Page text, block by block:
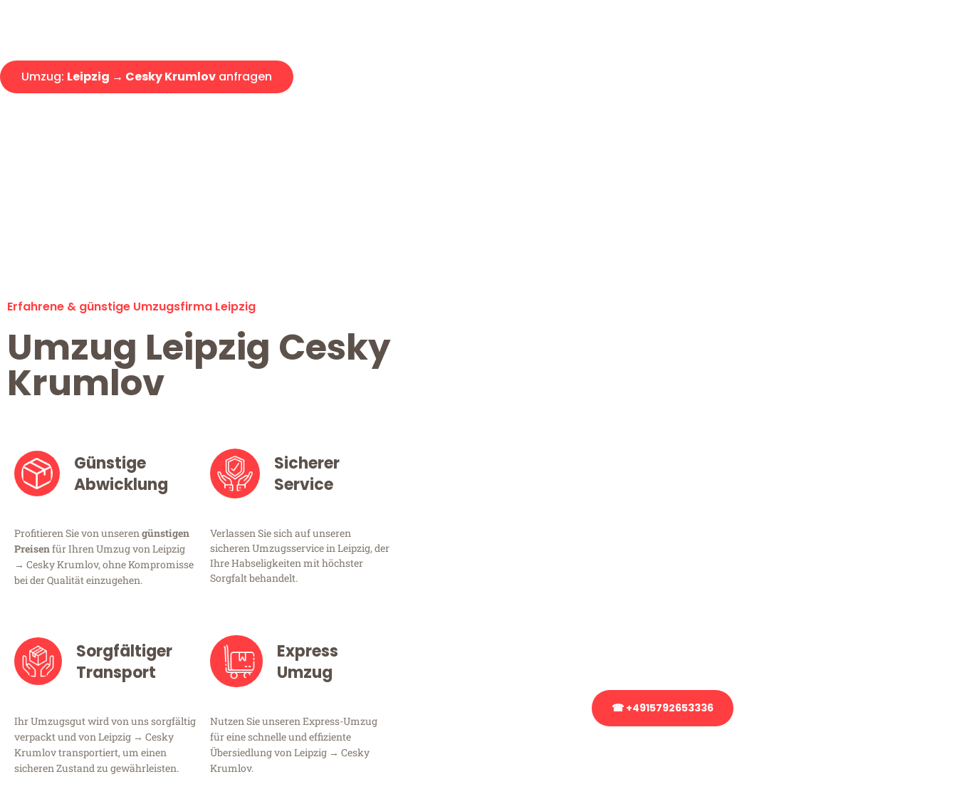
Umzug: Leipzig → Cesky Krumlov anfragen
Erfahrene & günstige Umzugsfirma Leipzig
Umzug Leipzig Cesky
Krumlov
Günstige
Abwicklung
Profitieren Sie von unserengünstigen
Preisenfür Ihren Umzug von Leipzig
→ Cesky Krumlov, ohne Kompromisse
bei der Qualität einzugehen.
Sicherer
Service
Verlassen Sie sich auf unseren
sicheren Umzugsservice in Leipzig, der
Ihre Habseligkeiten mit höchster
Sorgfalt behandelt.
Sorgfältiger
Transport
Ihr Umzugsgut wird von uns sorgfältig
verpackt und von Leipzig → Cesky
Krumlov transportiert, um einen
sicheren Zustand zu gewährleisten.
Express
Umzug
Nutzen Sie unseren Express-Umzug
für eine schnelle und effiziente
Übersiedlung von Leipzig → Cesky
Krumlov.
☎ +4915792653336